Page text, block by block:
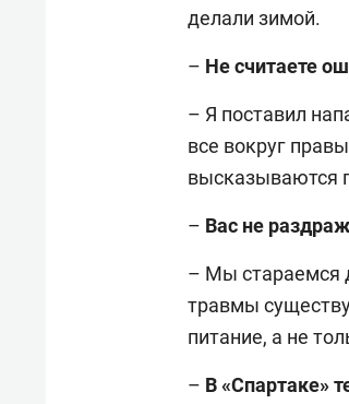
делали зимой.
– Не считаете
– Я поставил
все вокруг
высказываются
– Вас не
– Мы стараемся
травмы
питание, а не
– В «Спартаке»